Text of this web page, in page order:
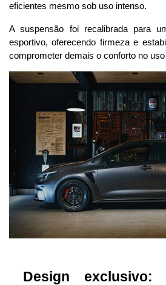
eficientes mesmo sob uso intenso.
A suspensão foi recalibrada para
esportivo, oferecendo firmeza e
comprometer demais o conforto no uso
Design